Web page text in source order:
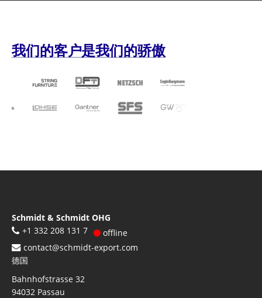
我们的客户是我们的骄傲
Schmidt & Schmidt OHG
+1 332 208 131 7
offline
contact@schmidt-export.com
德国
Bahnhofstrasse 32
94032 Passau